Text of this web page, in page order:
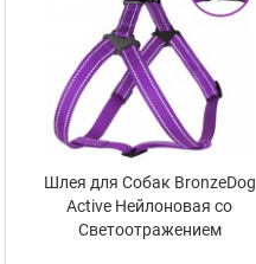
Шлея для Собак BronzeDog
Active Нейлоновая со
Светоотражением